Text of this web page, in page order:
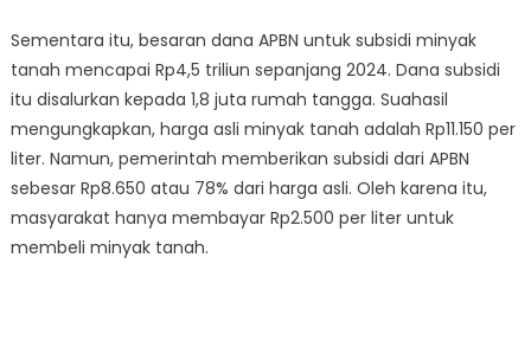
Sementara itu, besaran dana APBN untuk subsidi minyak
tanah mencapai Rp4,5 triliun sepanjang 2024. Dana subsidi
itu disalurkan kepada 1,8 juta rumah tangga. Suahasil
mengungkapkan, harga asli minyak tanah adalah Rp11.150 per
liter. Namun, pemerintah memberikan subsidi dari APBN
sebesar Rp8.650 atau 78% dari harga asli. Oleh karena itu,
masyarakat hanya membayar Rp2.500 per liter untuk
membeli minyak tanah.